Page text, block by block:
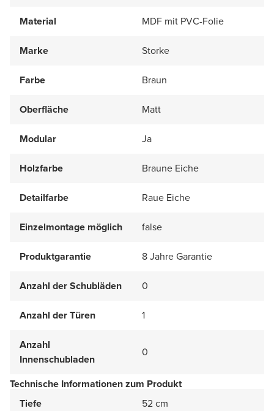
Material MDF mit PVC-Folie
Marke Storke
Farbe Braun
Oberfläche Matt
Modular Ja
Holzfarbe Braune Eiche
Detailfarbe Raue Eiche
Einzelmontage möglich false
Produktgarantie 8 Jahre Garantie
Anzahl der Schubläden 0
Anzahl der Türen 1
Anzahl
Innenschubladen
0
Technische Informationen zum Produkt
Tiefe
52 cm